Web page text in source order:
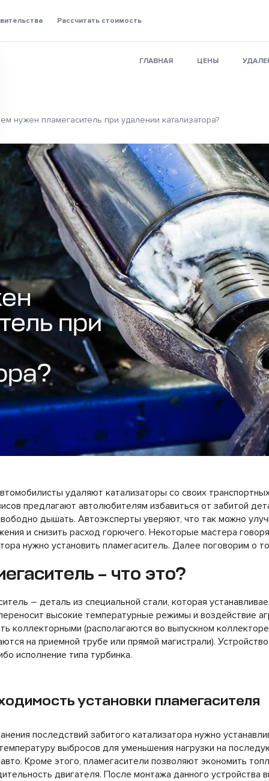
Рассчитать стоимость
ГЛАВНАЯ ЦЕНЫ
нужен пламегаситель при удалении катализатора?
при
удаляют катализаторы со своих
предлагают автолюбителям избавиться от забитой
дышать. Автоэксперты уверяют, что так можно
и снизить расход горючего. Некоторые мастера
нужно установить пламегаситель. Далее поговорим о
– что это?
– деталь из специальной стали, которая
высокие температурные режимы и воздействие
коллекторными (располагаются во выпускном
на приемной трубе или прямой магистрали).
исполнение типа турбинка.
установки пламегасителя
последствий забитого катализатора нужно
выбросов для уменьшения нагрузки на
Кроме этого, пламегасители позволяют экономить
двигателя. После монтажа данного устройства